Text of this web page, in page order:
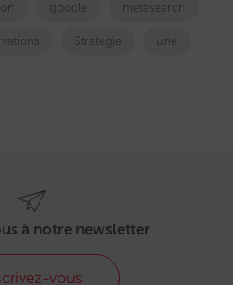
google metasearch
Stratégie une
à notre newsletter
vous